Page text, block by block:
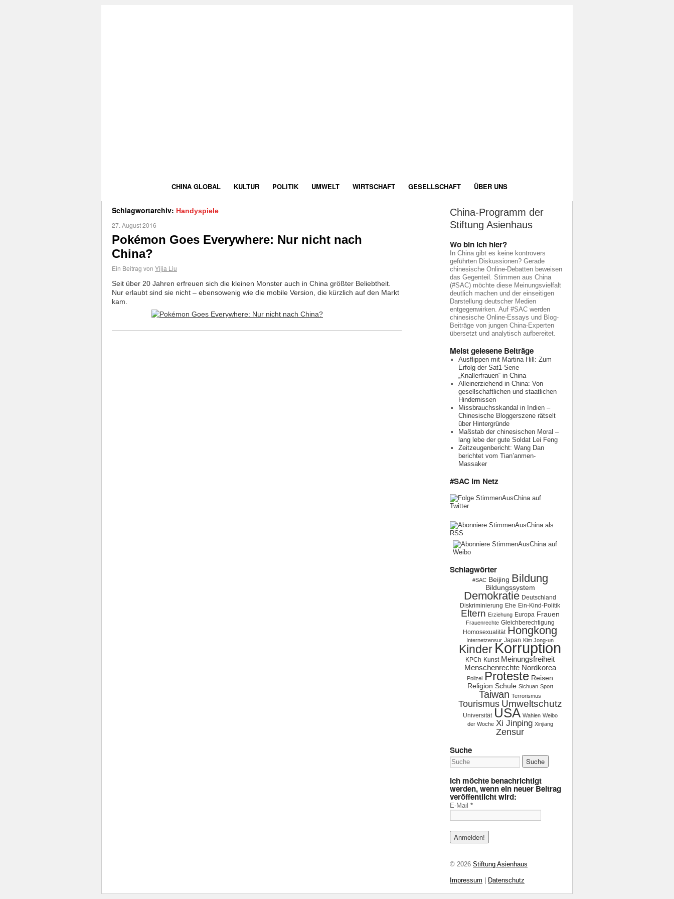
CHINA GLOBAL KULTUR POLITIK UMWELT WIRTSCHAFT GESELLSCHAFT ÜBER UNS
Schlagwortarchiv: Handyspiele
27. August 2016
Pokémon Goes Everywhere: Nur nicht nach
China?
Ein Beitrag von Yijia Liu
Seit über 20 Jahren erfreuen sich die kleinen Monster auch in China größter Beliebtheit.
Nur erlaubt sind sie nicht – ebensowenig wie die mobile Version, die kürzlich auf den Markt
kam.
China-Programm der
Stiftung Asienhaus
Wo bin ich hier?
In China gibt es keine kontrovers
geführten Diskussionen? Gerade
chinesische Online-Debatten beweisen
das Gegenteil. Stimmen aus China
(#SAC) möchte diese Meinungsvielfalt
deutlich machen und der einseitigen
Darstellung deutscher Medien
entgegenwirken. Auf #SAC werden
chinesische Online-Essays und Blog-
Beiträge von jungen China-Experten
übersetzt und analytisch aufbereitet.
Meist gelesene Beiträge
Ausflippen mit Martina Hill: Zum
Erfolg der Sat1-Serie
„Knallerfrauen“ in China
Alleinerziehend in China: Von
gesellschaftlichen und staatlichen
Hindernissen
Missbrauchsskandal in Indien –
Chinesische Bloggerszene rätselt
über Hintergründe
Maßstab der chinesischen Moral –
lang lebe der gute Soldat Lei Feng
Zeitzeugenbericht: Wang Dan
berichtet vom Tian’anmen-
Massaker
#SAC im Netz
Schlagwörter
#SAC Beijing Bildung
Bildungssystem
Demokratie Deutschland
Diskriminierung Ehe Ein-Kind-Politik
Eltern Erziehung Europa Frauen
Frauenrechte Gleichberechtigung
Homosexualität Hongkong
Internetzensur Japan Kim Jong-un
KinderKorruption
KPCh Kunst Meinungsfreiheit
Menschenrechte Nordkorea
Polizei Proteste Reisen
Religion Schule Sichuan Sport
Taiwan Terrorismus
Tourismus Umweltschutz
Universität USA Wahlen Weibo
der Woche Xi Jinping Xinjiang
Zensur
Suche
Ich möchte benachrichtigt
werden, wenn ein neuer Beitrag
veröffentlicht wird:
E-Mail *
© 2026 Stiftung Asienhaus
Impressum Datenschutz